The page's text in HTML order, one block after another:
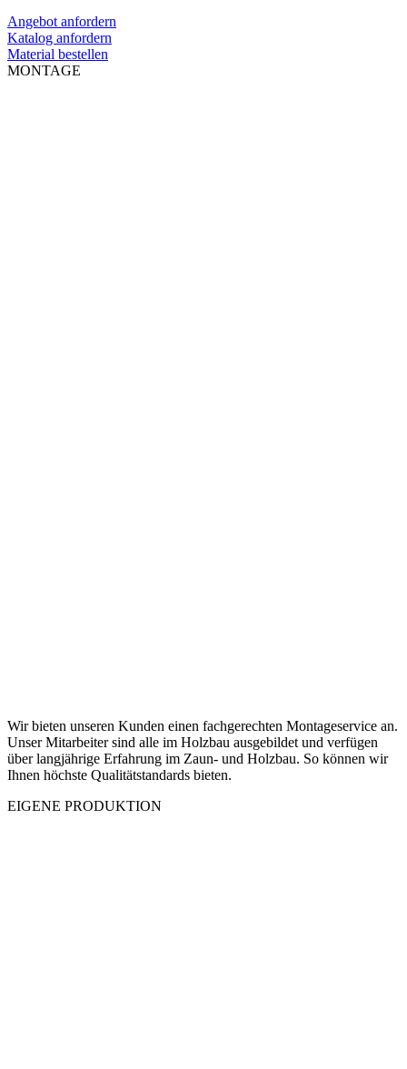
Angebot anfordern
Katalog anfordern
Material bestellen
MONTAGE
Wir bieten unseren Kunden einen fachgerechten Montageservice an.
Unser Mitarbeiter sind alle im Holzbau ausgebildet und verfügen
über langjährige Erfahrung im Zaun- und Holzbau. So können wir
Ihnen höchste Qualitätstandards bieten.
EIGENE PRODUKTION